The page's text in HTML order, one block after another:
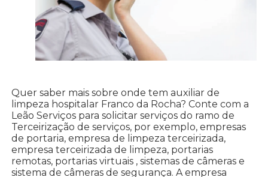
Quer saber mais sobre onde tem auxiliar de
limpeza hospitalar Franco da Rocha? Conte com a
Leão Serviços para solicitar serviços do ramo de
Terceirização de serviços, por exemplo, empresas
de portaria, empresa de limpeza terceirizada,
empresa terceirizada de limpeza, portarias
remotas, portarias virtuais , sistemas de câmeras e
sistema de câmeras de segurança. A empresa